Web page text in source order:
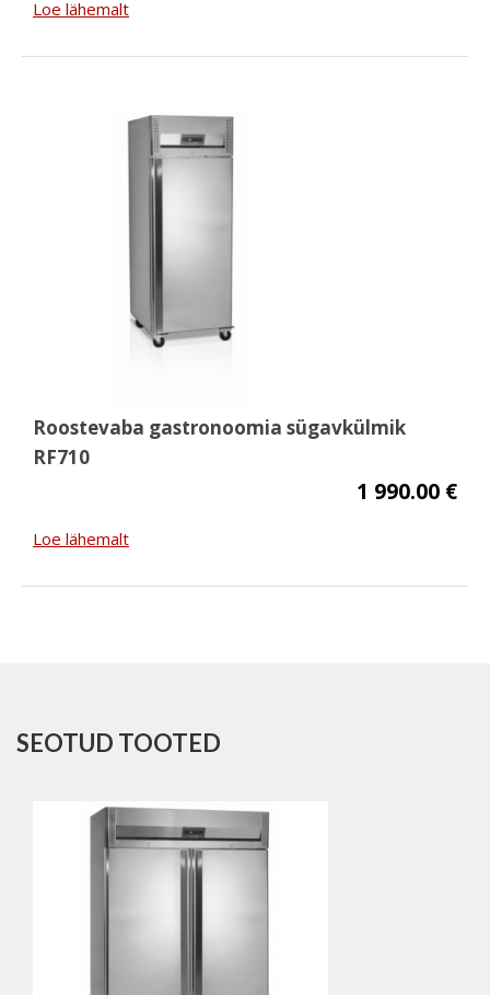
Loe lähemalt
Roostevaba gastronoomia sügavkülmik
RF710
1 990.00 €
Loe lähemalt
SEOTUD TOOTED